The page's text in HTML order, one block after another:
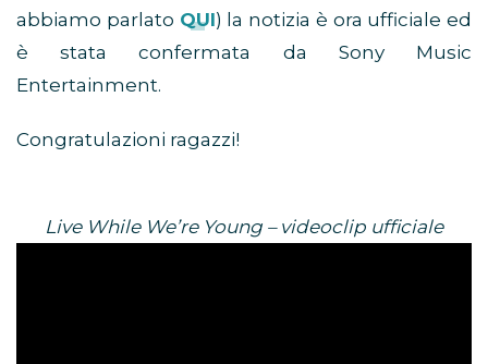
abbiamo parlato QUI) la notizia è ora ufficiale ed
è stata confermata da Sony Music
Entertainment.
Congratulazioni ragazzi!
Live While We’re Young – videoclip ufficiale